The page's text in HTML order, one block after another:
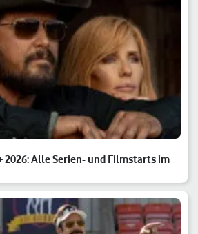
2026: Alle Serien- und Filmstarts im